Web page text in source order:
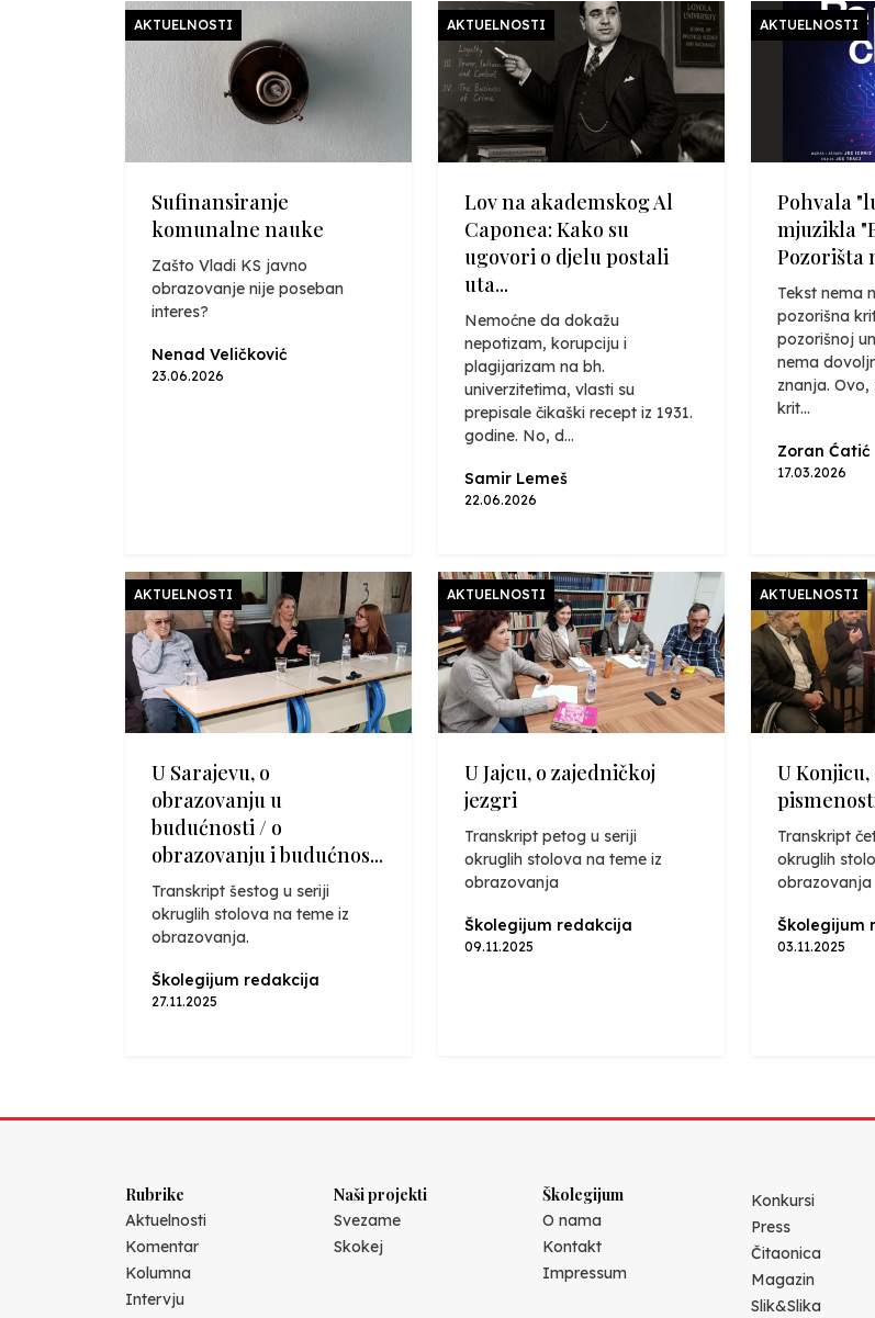
AKTUELNOSTI
Sufinansiranje
komunalne nauke
Zašto Vladi KS javno
obrazovanje nije poseban
interes?
Nenad Veličković
23.06.2026
AKTUELNOSTI
Lov na akademskog Al
Caponea: Kako su
ugovori o djelu postali
uta...
Nemoćne da dokažu
nepotizam, korupciju i
plagijarizam na bh.
univerzitetima, vlasti su
prepisale čikaški recept iz 1931.
godine. No, d...
Samir Lemeš
22.06.2026
AKTUELNOSTI
Pohvala
mjuzikla
Pozorišta
Tekst nema
pozorišna
pozorišnoj
nema
znanja.
krit...
Zoran Ćatić
17.03.2026
AKTUELNOSTI
U Sarajevu, o
obrazovanju u
budućnosti / o
obrazovanju i budućnos...
Transkript šestog u seriji
okruglih stolova na teme iz
obrazovanja.
Školegijum redakcija
27.11.2025
AKTUELNOSTI
U Jajcu, o zajedničkoj
jezgri
Transkript petog u seriji
okruglih stolova na teme iz
obrazovanja
Školegijum redakcija
09.11.2025
AKTUELNOSTI
U
Transkript
okruglih
obrazovanja
Školegijum
03.11.2025
Rubrike
Aktuelnosti
Komentar
Kolumna
Intervju
Naši projekti
Svezame
Skokej
Školegijum
O nama
Kontakt
Impressum
Konkursi
Press
Čitaonica
Magazin
Slik&Slika